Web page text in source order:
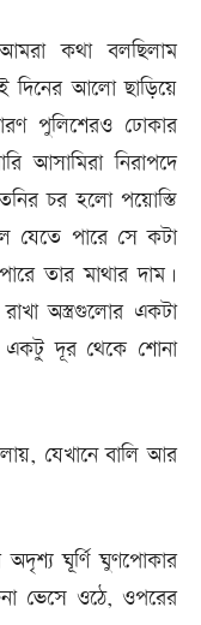
কথা বলছিলাম
দিনের আলো ছাড়িয়ে
পুলিশেরও ঢোকার
আসামিরা নিরাপদে
চর হলো পয়োস্তি
পারে সে কটা
তার মাথার দাম।
অস্ত্রগুলোর একটা
একটু দূর থেকে শোনা
যেখানে বালি আর
অদৃশ্য ঘূর্ণি ঘুণপোকার
ভেসে ওঠে, ওপরের